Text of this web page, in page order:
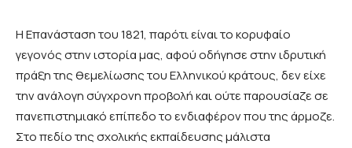
Η Επανάσταση του 1821, παρότι είναι το κορυφαίο
γεγονός στην ιστορία μας, αφού οδήγησε στην ιδρυτική
πράξη της θεμελίωσης του Ελληνικού κράτους, δεν είχε
την ανάλογη σύγχρονη προβολή και ούτε παρουσίαζε σε
πανεπιστημιακό επίπεδο το ενδιαφέρον που της άρμοζε.
Στο πεδίο της σχολικής εκπαίδευσης μάλιστα